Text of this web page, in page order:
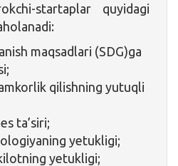
startaplar quyidagi
maqsadlari (SDG)ga
qilishning yutuqli
ta’siri;
yetukligi;
yetukligi;